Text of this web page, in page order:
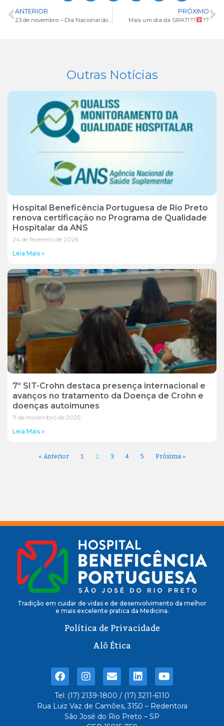
ANTERIOR PRÓXIMO
Mais um dia da SIPAT!??‍ ??
Outras Notícias
Hospital Beneficência Portuguesa de Rio Preto
renova certificação no Programa de Qualidade
Hospitalar da ANS
24 de fevereiro de 2026
Leia Mais »
7º SIT-Crohn destaca presença internacional e
avanços no tratamento da Doença de Crohn e
doenças autoimunes
11 de novembro de 2025
Leia Mais »
« Anterior 1 2 3 4 5 Próxima »
Tradição em cuidar de vidas e de desenvolvimento da melhor
e mais excelente pratica da Medicina.
Política de Privacidade
Alô Ética
Tel: (17) 2139-1800 / (17) 3211-6110
Rua Luiz Vaz de Camões, 3150 – Redentora
São José do Rio Preto – SP